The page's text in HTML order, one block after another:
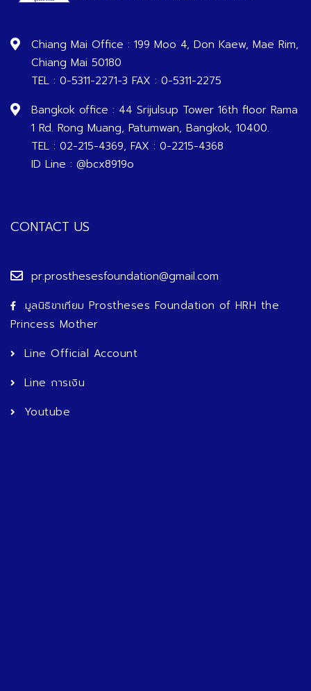
Chiang Mai Office : 199 Moo 4, Don Kaew, Mae Rim,
Chiang Mai 50180
TEL : 0-5311-2271-3 FAX : 0-5311-2275
Bangkok office : 44 Srijulsup Tower 16th floor Rama
1 Rd. Rong Muang, Patumwan, Bangkok, 10400.
TEL : 02-215-4369, FAX : 0-2215-4368
ID Line : @bcx8919o
CONTACT US
pr.prosthesesfoundation@gmail.com
มูลนิธิขาเทียม Prostheses Foundation of HRH the
Princess Mother
Line Official Account
Line การเงิน
Youtube